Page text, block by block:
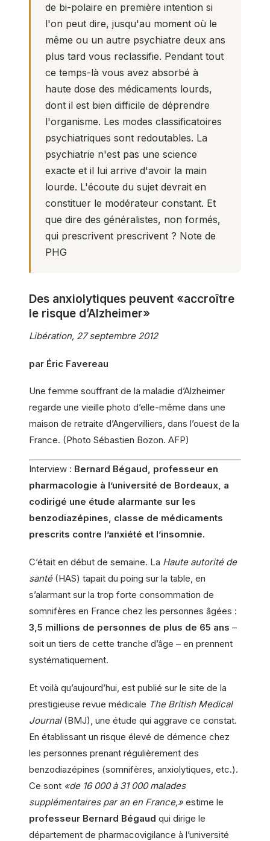
de bi-polaire en première intention si
l'on peut dire, jusqu'au moment où le
même ou un autre psychiatre deux ans
plus tard vous reclassifie. Pendant tout
ce temps-là vous avez absorbé à
haute dose des médicaments lourds,
dont il est bien difficile de déprendre
l'organisme. Les modes classificatoires
psychiatriques sont redoutables. La
psychiatrie n'est pas une science
exacte et il lui arrive d'avoir la main
lourde. L'écoute du sujet devrait en
constituer le modérateur constant. Et
que dire des généralistes, non formés,
qui prescrivent prescrivent ? Note de
PHG
Des anxiolytiques peuvent «accroître
le risque d’Alzheimer»
Libération, 27 septembre 2012
par Éric Favereau
Une femme souffrant de la maladie d’Alzheimer
regarde une vieille photo d’elle-même dans une
maison de retraite d’Angervilliers, dans l’ouest de la
France. (Photo Sébastien Bozon. AFP)
Interview : Bernard Bégaud, professeur en
pharmacologie à l’université de Bordeaux, a
codirigé une étude alarmante sur les
benzodiazépines, classe de médicaments
prescrits contre l’anxiété et l’insomnie.
C’était en début de semaine. La Haute autorité de
santé(HAS) tapait du poing sur la table, en
s’alarmant sur la trop forte consommation de
somnifères en France chez les personnes âgées :
3,5 millions de personnes de plus de 65 ans –
soit un tiers de cette tranche d’âge – en prennent
systématiquement.
Et voilà qu’aujourd’hui, est publié sur le site de la
prestigieuse revue médicale The British Medical
Journal(BMJ), une étude qui aggrave ce constat.
En établissant un risque élevé de démence chez
les personnes prenant régulièrement des
benzodiazépines (somnifères, anxiolytiques, etc.).
Ce sont «de 16 000 à 31 000 malades
supplémentaires par an en France,» estime le
professeur Bernard Bégaud qui dirige le
département de pharmacovigilance à l’université